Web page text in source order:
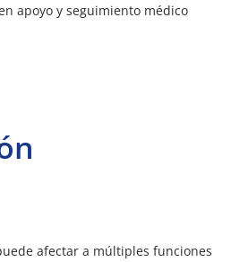
apoyo y seguimiento médico
afectar a múltiples funciones